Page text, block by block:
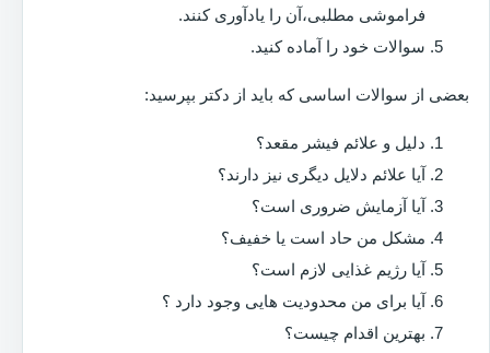
فراموشی مطلبی،آن را یادآوری کنند.
سوالات خود را آماده کنید.
بعضی از سوالات اساسی که باید از دکتر بپرسید:
دلیل و علائم فیشر مقعد؟
آیا علائم دلایل دیگری نیز دارند؟
آیا آزمایش ضروری است؟
مشکل من حاد است یا خفیف؟
آیا رژیم غذایی لازم است؟
آیا برای من محدودیت هایی وجود دارد ؟
بهترین اقدام چیست؟